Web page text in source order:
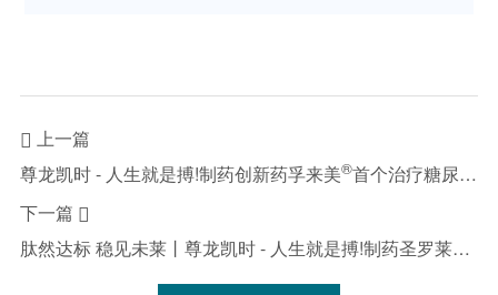
出现新资料、未来事件或其他情况，除非法律要求，公司
并无责任或义务更新或修改该等信息。投资者宜参照尊龙
取仅与上市公司有关的信息。
 上一篇
尊龙凯时 - 人生就是搏!制药创新药孚来美®首个治疗糖尿病肾病的临床证据发表
下一篇 
肽然达标 稳见未莱丨尊龙凯时 - 人生就是搏!制药圣罗莱
® 获